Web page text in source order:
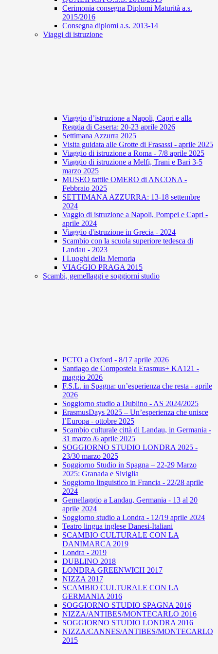
Cerimonia consegna Diplomi Maturità a.s.
2015/2016
Consegna diplomi a.s. 2013-14
Viaggi di istruzione
Viaggio d’istruzione a Napoli, Capri e alla
Reggia di Caserta: 20-23 aprile 2026
Settimana Azzurra 2025
Visita guidata alle Grotte di Frasassi - aprile 2025
Viaggio di istruzione a Roma - 7/8 aprile 2025
Viaggio di istruzione a Melfi, Trani e Bari 3-5
marzo 2025
MUSEO tattile OMERO di ANCONA -
Febbraio 2025
SETTIMANA AZZURRA: 13-18 settembre
2024
Vaggio di istruzione a Napoli, Pompei e Capri -
aprile 2024
Viaggio d'istruzione in Grecia - 2024
Scambio con la scuola superiore tedesca di
Landau - 2023
I Luoghi della Memoria
VIAGGIO PRAGA 2015
Scambi, gemellaggi e soggiorni studio
PCTO a Oxford - 8/17 aprile 2026
Santiago de Compostela Erasmus+ KA121 -
maggio 2026
F.S.L. in Spagna: un’esperienza che resta - aprile
2026
Soggiorno studio a Dublino - AS 2024/2025
ErasmusDays 2025 – Un’esperienza che unisce
l’Europa - ottobre 2025
Scambio culturale città di Landau, in Germania -
31 marzo /6 aprile 2025
SOGGIORNO STUDIO LONDRA 2025 -
23/30 marzo 2025
Soggiorno Studio in Spagna – 22-29 Marzo
2025: Granada e Siviglia
Soggiorno linguistico in Francia - 22/28 aprile
2024
Gemellaggio a Landau, Germania - 13 al 20
aprile 2024
Soggiorno studio a Londra - 12/19 aprile 2024
Teatro lingua inglese Danesi-Italiani
SCAMBIO CULTURALE CON LA
DANIMARCA 2019
Londra - 2019
DUBLINO 2018
LONDRA GREENWICH 2017
NIZZA 2017
SCAMBIO CULTURALE CON LA
GERMANIA 2016
SOGGIORNO STUDIO SPAGNA 2016
NIZZA/ANTIBES/MONTECARLO 2016
SOGGIORNO STUDIO LONDRA 2016
NIZZA/CANNES/ANTIBES/MONTECARLO
2015